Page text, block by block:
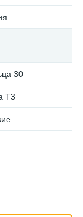
30
T3